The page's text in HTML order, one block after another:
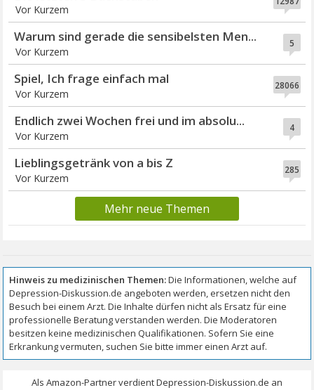
Vor Kurzem
5
Warum sind gerade die sensibelsten Men...
Vor Kurzem
28066
Spiel, Ich frage einfach mal
Vor Kurzem
4
Endlich zwei Wochen frei und im absolu...
Vor Kurzem
285
Lieblingsgetränk von a bis Z
Vor Kurzem
Mehr neue Themen